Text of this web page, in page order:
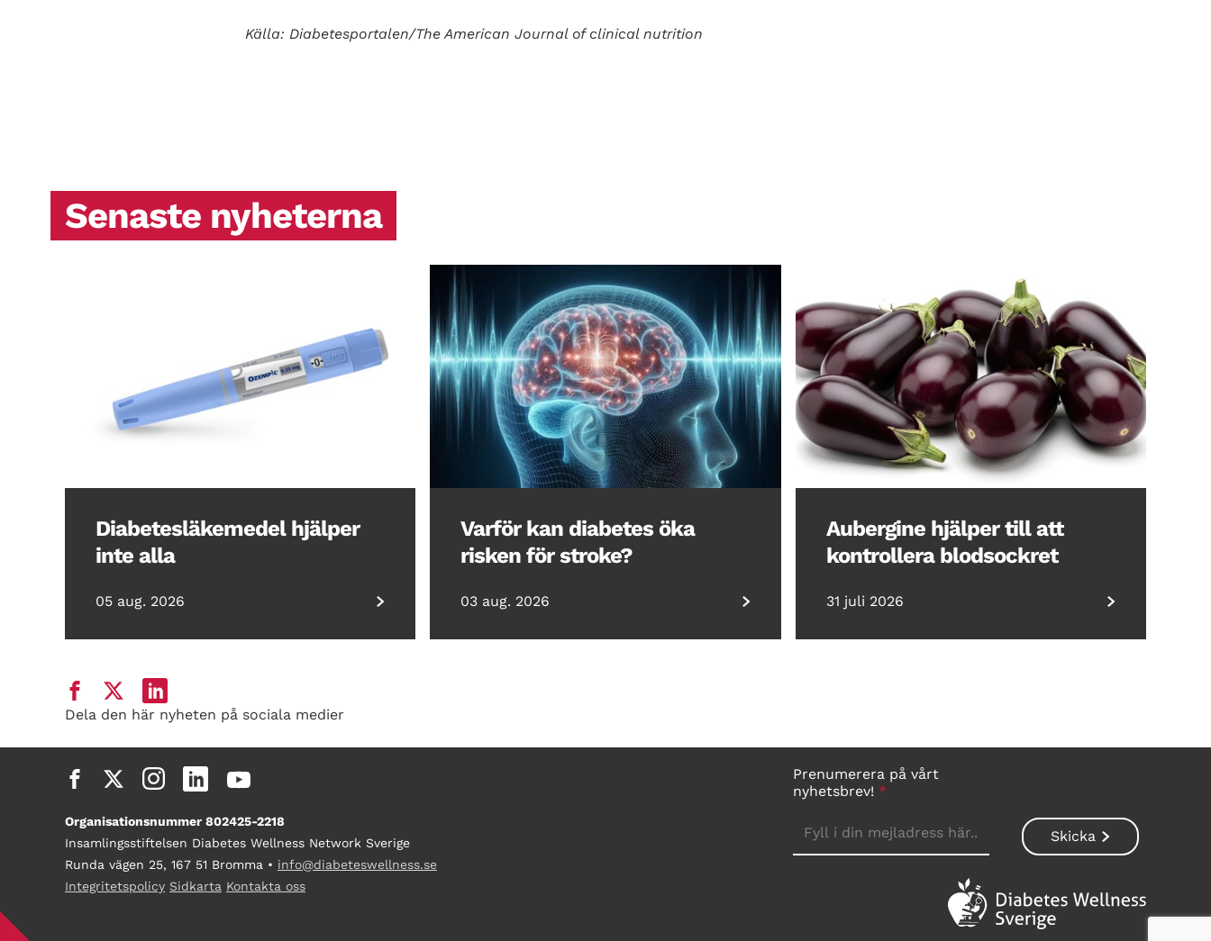
Källa: Diabetesportalen/The American Journal of clinical nutrition
Senaste nyheterna
Diabetesläkemedel hjälper
inte alla
05 aug. 2026
Varför kan diabetes öka
risken för stroke?
03 aug. 2026
Aubergine hjälper till att
kontrollera blodsockret
31 juli 2026
Dela den här nyheten på sociala medier
Organisationsnummer 802425-2218
Insamlingsstiftelsen Diabetes Wellness Network Sverige
Runda vägen 25, 167 51 Bromma • info@diabeteswellness.se
Integritetspolicy Sidkarta Kontakta oss
Prenumerera på vårt
nyhetsbrev! *